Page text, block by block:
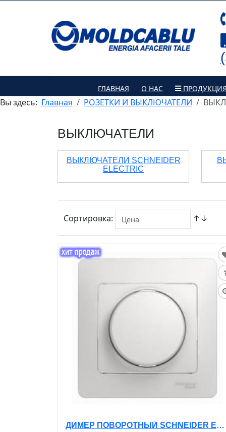
ГЛАВНАЯ О НАС
Вы здесь: Главная РОЗЕТКИ И ВЫКЛЮЧАТЕЛИ
ВЫКЛЮЧАТЕЛИ
ВЫКЛЮЧАТЕЛИ SCHNEIDER
ELECTRIC
Сортировка: ↑↓
ДИМЕР ПОВОРОТНЫЙ SCHNEIDER ELECTRIC, С РАМОЙ 300 BT, С/У, GSL000134